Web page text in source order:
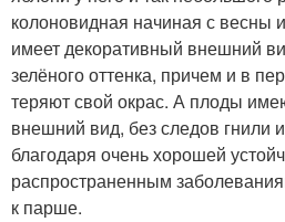
колоновидная начиная с весны
имеет декоративный внешний
зелёного оттенка, причем и в
теряют свой окрас. А плоды
внешний вид, без следов гнили
благодаря очень хорошей
распространенным
к парше.